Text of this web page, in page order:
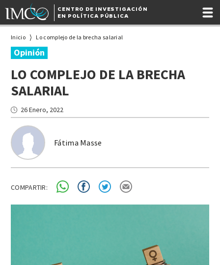
CENTRO DE INVESTIGACIÓN
EN POLÍTICA PÚBLICA
Inicio Lo complejo de la brecha salarial
Opinión
LO COMPLEJO DE LA BRECHA
SALARIAL
Fátima Masse
26 Enero, 2022
COMPARTIR: